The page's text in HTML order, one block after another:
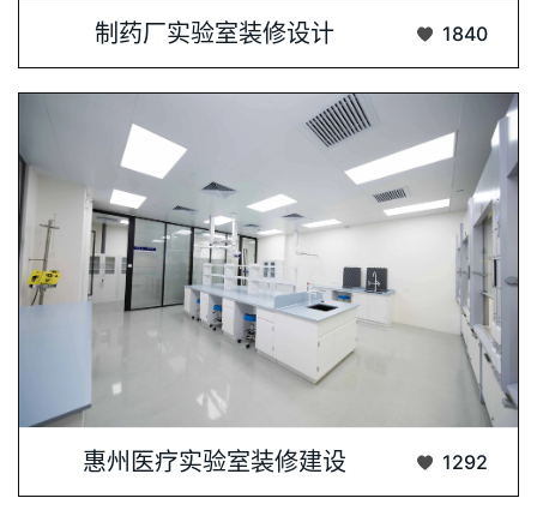
制药厂实验室装修设计 1840
惠州医疗实验室装修建设 1292